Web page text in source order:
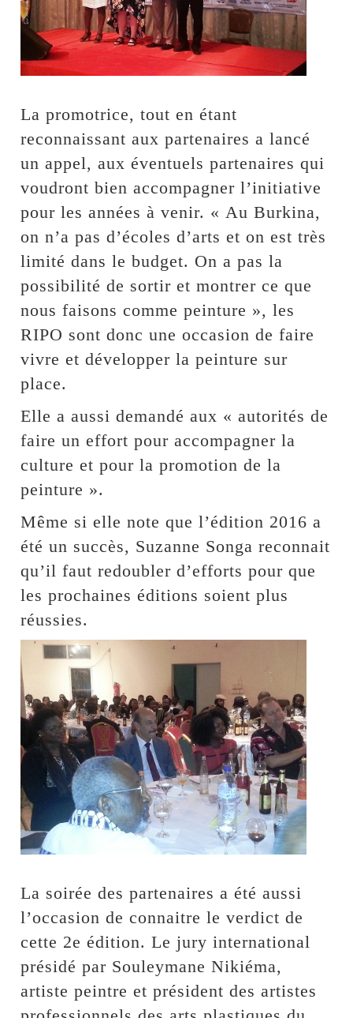
La promotrice, tout en étant
reconnaissant aux partenaires a lancé
un appel, aux éventuels partenaires qui
voudront bien accompagner l’initiative
pour les années à venir. « Au Burkina,
on n’a pas d’écoles d’arts et on est très
limité dans le budget. On a pas la
possibilité de sortir et montrer ce que
nous faisons comme peinture », les
RIPO sont donc une occasion de faire
vivre et développer la peinture sur
place.
Elle a aussi demandé aux « autorités de
faire un effort pour accompagner la
culture et pour la promotion de la
peinture ».
Même si elle note que l’édition 2016 a
été un succès, Suzanne Songa reconnait
qu’il faut redoubler d’efforts pour que
les prochaines éditions soient plus
réussies.
La soirée des partenaires a été aussi
l’occasion de connaitre le verdict de
cette 2e édition. Le jury international
présidé par Souleymane Nikiéma,
artiste peintre et président des artistes